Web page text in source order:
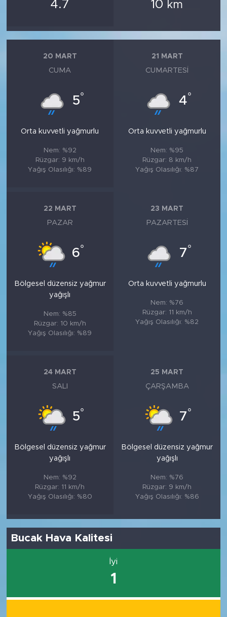
4.7 10 km
20 MART
CUMA
5°
Orta kuvvetli yağmurlu
Nem: %92
Rüzgar: 9 km/h
Yağış Olasılığı: %89
21 MART
CUMARTESI
4°
Orta kuvvetli yağmurlu
Nem: %95
Rüzgar: 8 km/h
Yağış Olasılığı: %87
22 MART
PAZAR
6°
Bölgesel düzensiz yağmur
yağışlı
Nem: %85
Rüzgar: 10 km/h
Yağış Olasılığı: %89
23 MART
PAZARTESI
7°
Orta kuvvetli yağmurlu
Nem: %76
Rüzgar: 11 km/h
Yağış Olasılığı: %82
24 MART
SALI
5°
Bölgesel düzensiz yağmur
yağışlı
Nem: %92
Rüzgar: 11 km/h
Yağış Olasılığı: %80
25 MART
ÇARŞAMBA
7°
Bölgesel düzensiz yağmur
yağışlı
Nem: %76
Rüzgar: 9 km/h
Yağış Olasılığı: %86
Bucak Hava Kalitesi
İyi
1